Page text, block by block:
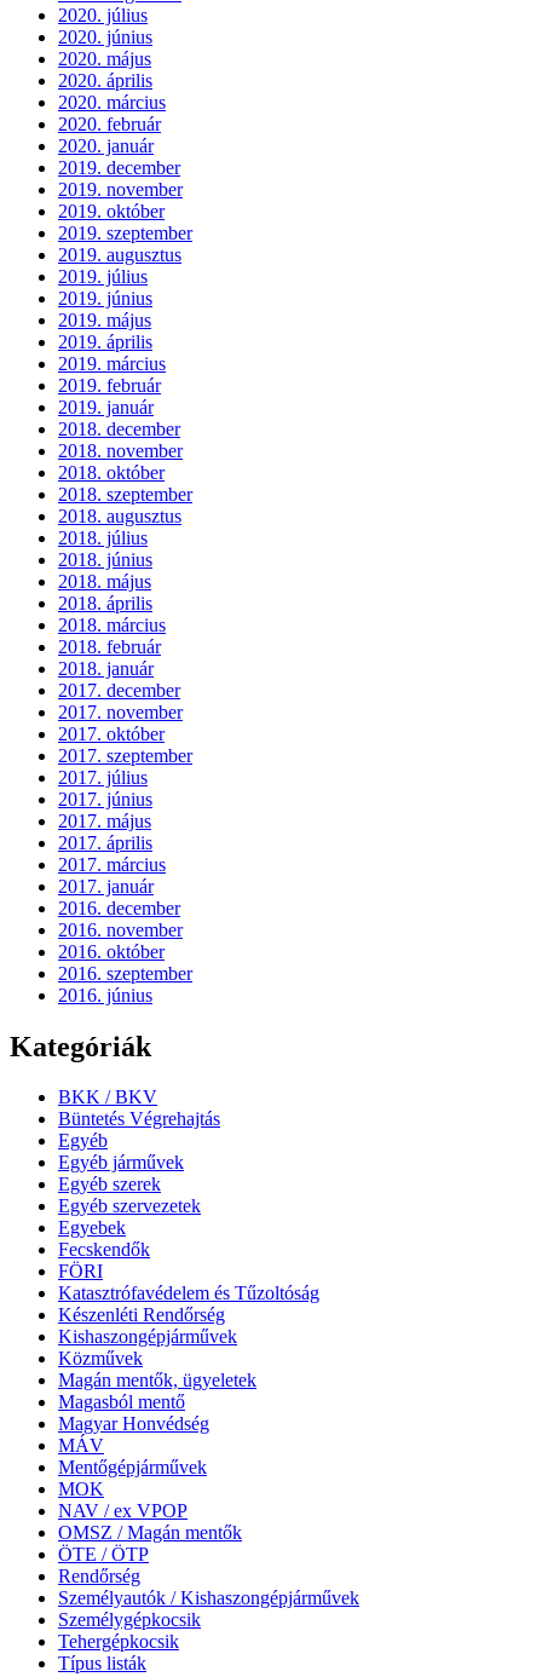
2020. július
2020. június
2020. május
2020. április
2020. március
2020. február
2020. január
2019. december
2019. november
2019. október
2019. szeptember
2019. augusztus
2019. július
2019. június
2019. május
2019. április
2019. március
2019. február
2019. január
2018. december
2018. november
2018. október
2018. szeptember
2018. augusztus
2018. július
2018. június
2018. május
2018. április
2018. március
2018. február
2018. január
2017. december
2017. november
2017. október
2017. szeptember
2017. július
2017. június
2017. május
2017. április
2017. március
2017. január
2016. december
2016. november
2016. október
2016. szeptember
2016. június
Kategóriák
BKK / BKV
Büntetés Végrehajtás
Egyéb
Egyéb járművek
Egyéb szerek
Egyéb szervezetek
Egyebek
Fecskendők
FÖRI
Katasztrófavédelem és Tűzoltóság
Készenléti Rendőrség
Kishaszongépjárművek
Közművek
Magán mentők, ügyeletek
Magasból mentő
Magyar Honvédség
MÁV
Mentőgépjárművek
MOK
NAV / ex VPOP
OMSZ / Magán mentők
ÖTE / ÖTP
Rendőrség
Személyautók / Kishaszongépjárművek
Személygépkocsik
Tehergépkocsik
Típus listák